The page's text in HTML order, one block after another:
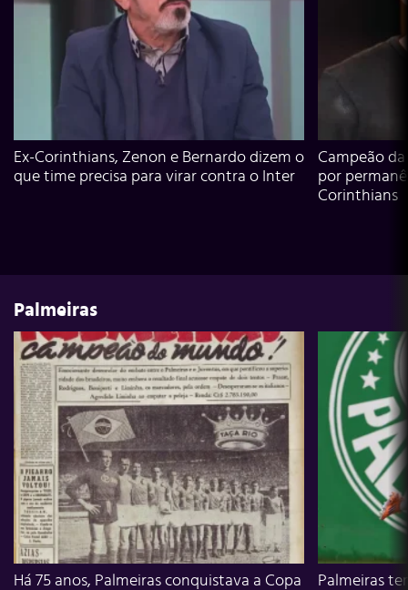
Ex-Corinthians, Zenon e Bernardo dizem o
que time precisa para virar contra o Inter
Campeão
por
Corinthians
Palmeiras
Há 75 anos, Palmeiras conquistava a Copa
Palmeiras